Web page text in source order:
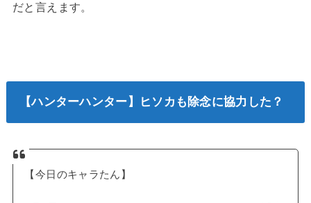
だと言えます。
【ハンターハンター】ヒソカも除念に協力した？
【今日のキャラたん】